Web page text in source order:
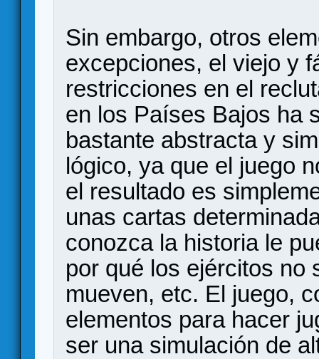
Sin embargo, otros
excepciones, el viejo y
restricciones en el
en los Países Bajos ha
bastante abstracta y
lógico, ya que el juego
el resultado es
unas cartas
conozca la historia le
por qué los ejércitos no
mueven, etc. El juego,
elementos para hacer
ser una simulación de